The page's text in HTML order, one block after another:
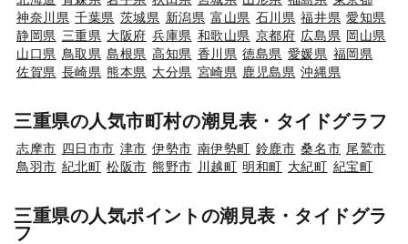
神奈川県 千葉県 茨城県 新潟県 富山県 石川県 福井県 愛知県
静岡県 三重県 大阪府 兵庫県 和歌山県 京都府 広島県 岡山県
山口県 鳥取県 島根県 高知県 香川県 徳島県 愛媛県 福岡県
佐賀県 長崎県 熊本県 大分県 宮崎県 鹿児島県 沖縄県
三重県の人気市町村の潮見表・タイドグラフ
志摩市 四日市市 津市 伊勢市 南伊勢町 鈴鹿市 桑名市 尾鷲市
鳥羽市 紀北町 松阪市 熊野市 川越町 明和町 大紀町 紀宝町
三重県の人気ポイントの潮見表・タイドグラ
フ